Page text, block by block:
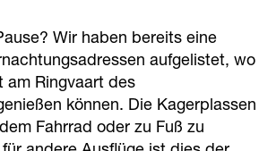
Wir haben bereits eine
aufgelistet, wo
am Ringvaart des
können. Die Kagerplassen
Fahrrad oder zu Fuß zu